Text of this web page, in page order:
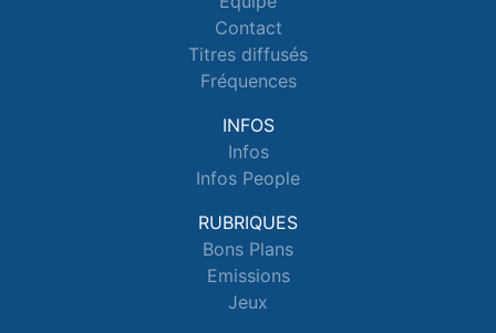
Contact
Titres diffusés
Fréquences
INFOS
Infos
Infos People
RUBRIQUES
Bons Plans
Emissions
Jeux